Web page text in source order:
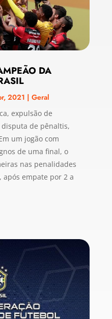
DA
2021 | Geral
expulsão de
de pênaltis,
um jogão com
de uma final, o
nas penalidades
após empate por 2 a